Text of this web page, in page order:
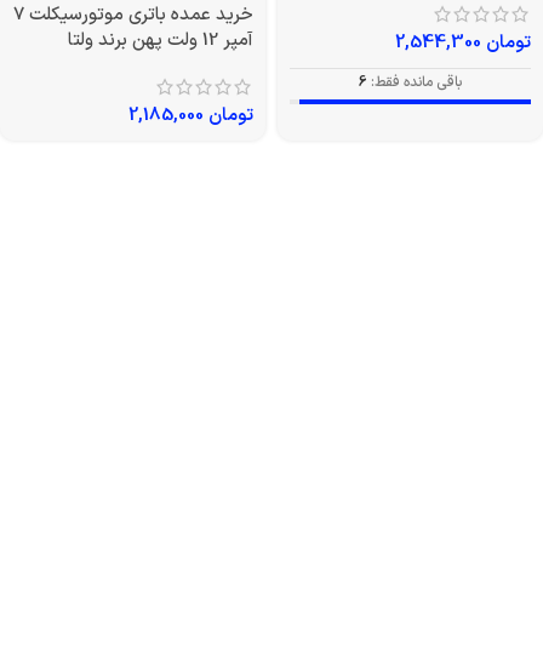
تومان
باقی مانده فقط: 6
خرید عمده باتری موتورسیکلت 7
آمپر 12 ولت پهن برند ولتا
تومان